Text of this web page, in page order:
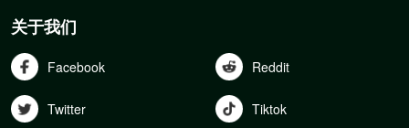
关于我们
Facebook Reddit
Twitter Tiktok